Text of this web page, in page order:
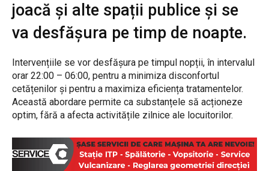
joacă și alte spații publice și se
va desfășura pe timp de noapte.
Intervențiile se vor desfășura pe timpul nopții, în intervalul
orar 22:00 – 06:00, pentru a minimiza disconfortul
cetățenilor și pentru a maximiza eficiența tratamentelor.
Această abordare permite ca substanțele să acționeze
optim, fără a afecta activitățile zilnice ale locuitorilor.